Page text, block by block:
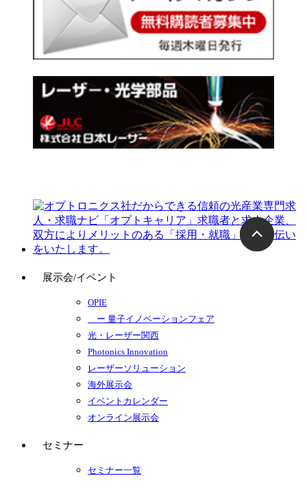
展示会/イベント
OPIE
ー 量子イノベーションフェア
光・レーザー関西
Photonics Innovation
レーザーソリューション
海外展示会
イベントカレンダー
オンライン展示会
セミナー
セミナー一覧